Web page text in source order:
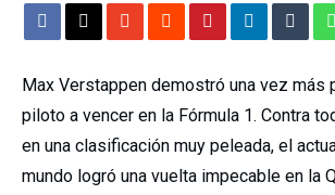
Max Verstappen demostró una vez más
piloto a vencer en la Fórmula 1. Contra
en una clasificación muy peleada, el
mundo logró una vuelta impecable en la